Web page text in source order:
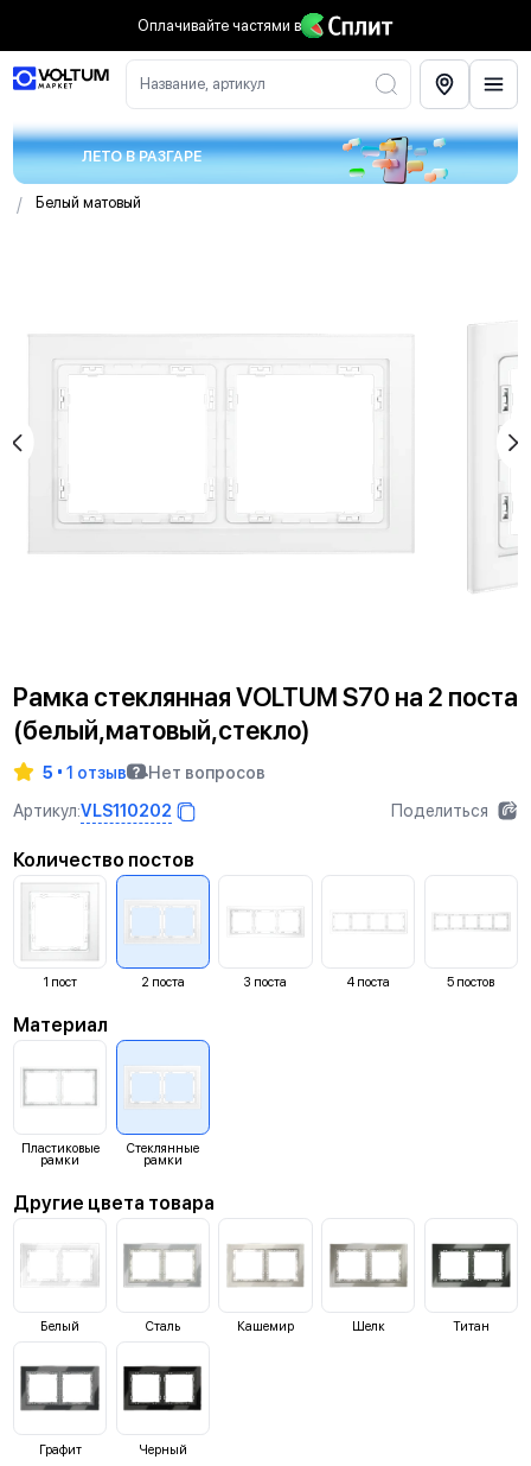
Оплачивайте частями в
Название, артикул
ЛЕТО В РАЗГАРЕ
/ Белый матовый
Рамка стеклянная VOLTUM S70 на 2 поста
(белый,матовый,стекло)
5 1 отзыв
Нет вопросов
Артикул:VLS110202 Поделиться
Количество постов
1 пост 2 поста 3 поста 4 поста 5 постов
Материал
Пластиковые
рамки
Стеклянные
рамки
Другие цвета товара
Белый Сталь Кашемир Шелк Титан
Графит Черный